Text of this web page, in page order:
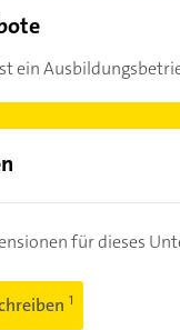
ein
für dieses